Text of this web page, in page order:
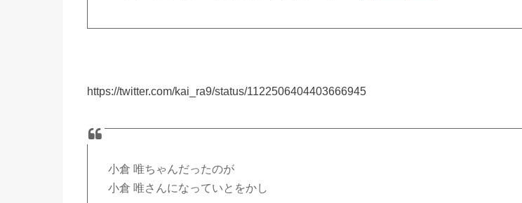
https://twitter.com/kai_ra9/status/1122506404403666945
小倉 唯ちゃんだったのが
小倉 唯さんになっていとをかし